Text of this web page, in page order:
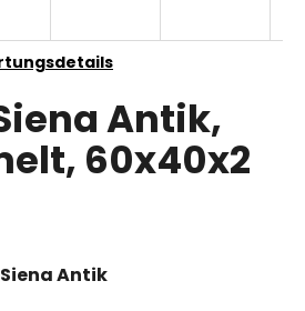
Antik,
60x40x2
Antik